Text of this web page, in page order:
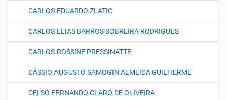
CARLOS EDUARDO ZLATIC
CARLOS ELIAS BARROS SOBREIRA RODRIGUES
CARLOS ROSSINE PRESSINATTE
CÁSSIO AUGUSTO SAMOGIN ALMEIDA GUILHERME
CELSO FERNANDO CLARO DE OLIVEIRA